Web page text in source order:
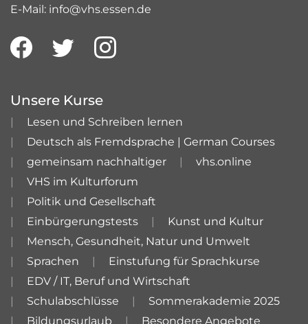
E-Mail: info@vhs.essen.de
Unsere Kurse
Lesen und Schreiben lernen
Deutsch als Fremdsprache | German Courses
gemeinsam nachhaltiger
vhs.online
VHS im Kulturforum
Politik und Gesellschaft
Einbürgerungstests
Kunst und Kultur
Mensch, Gesundheit, Natur und Umwelt
Sprachen
Einstufung für Sprachkurse
EDV / IT, Beruf und Wirtschaft
Schulabschlüsse
Sommerakademie 2025
Bildungsurlaub
Besondere Angebote